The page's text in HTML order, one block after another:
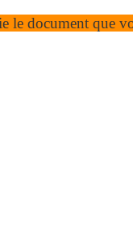
le document que